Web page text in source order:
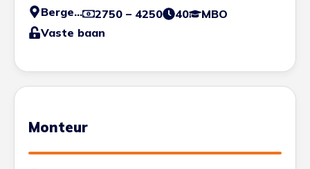
Bergen op Zoom 2750 – 4250 40
MBO
Vaste baan
Monteur